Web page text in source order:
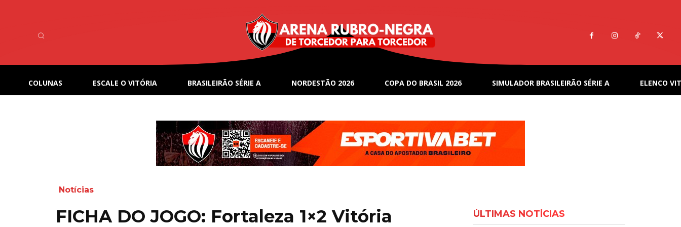
COLUNAS ESCALE O VITÓRIA BRASILEIRÃO SÉRIE A NORDESTÃO 2026 COPA DO BRASIL 2026 SIMULADOR BRASILEIRÃO SÉRIE A ELENCO
Notícias
FICHA DO JOGO: Fortaleza 1×2 Vitória ÚLTIMAS NOTÍCIAS